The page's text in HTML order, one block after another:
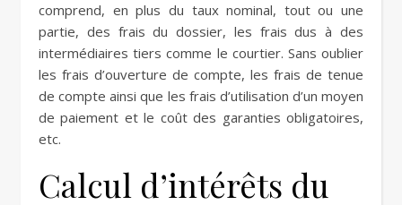
comprend, en plus du taux nominal, tout ou une
partie, des frais du dossier, les frais dus à des
intermédiaires tiers comme le courtier. Sans oublier
les frais d’ouverture de compte, les frais de tenue
de compte ainsi que les frais d’utilisation d’un moyen
de paiement et le coût des garanties obligatoires,
etc.
Calcul d’intérêts du